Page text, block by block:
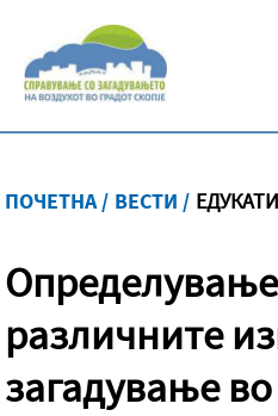
ПОЧЕТНА / ВЕСТИ /
различните
загадување